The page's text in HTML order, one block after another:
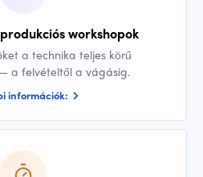
workshopok
a technika teljes körű
a felvételtől a vágásig.
információk: